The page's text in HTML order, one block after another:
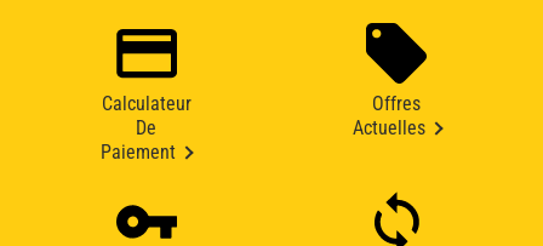
Calculateur
De
Paiement
Offres
Actuelles